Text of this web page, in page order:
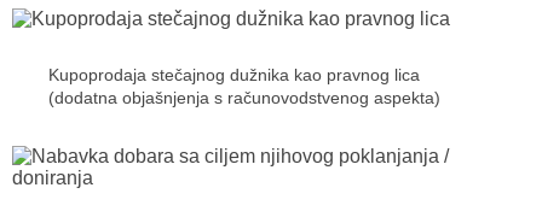
Kupoprodaja stečajnog dužnika kao pravnog lica
(dodatna objašnjenja s računovodstvenog aspekta)